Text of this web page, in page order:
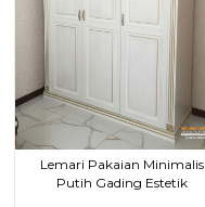
Lemari Pakaian Minimalis
Putih Gading Estetik